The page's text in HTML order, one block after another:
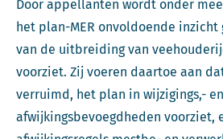
Door appellanten wordt onder
het plan-MER onvoldoende inzicht
van de uitbreiding van
voorziet. Zij voeren daartoe aan
verruimd, het plan in wijzigings,- en
afwijkingsbevoegdheden voorziet,